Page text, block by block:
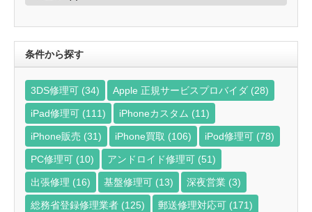
探
す
条件から探す
3DS修理可 (34) Apple 正規サービスプロバイダ (28)
iPad修理可 (111) iPhoneカスタム (11)
iPhone販売 (31) iPhone買取 (106) iPod修理可 (78)
PC修理可 (10) アンドロイド修理可 (51)
出張修理 (16) 基盤修理可 (13) 深夜営業 (3)
総務省登録修理業者 (125) 郵送修理対応可 (171)